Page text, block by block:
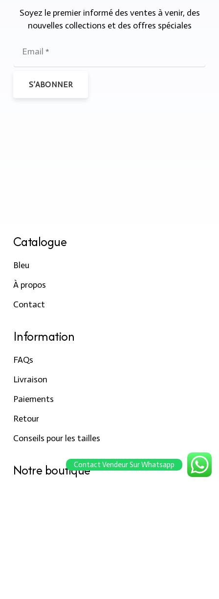
Soyez le premier informé des ventes à venir, des
nouvelles collections et des offres spéciales
S’ABONNER
Catalogue
Bleu
À propos
Contact
Information
FAQs
Livraison
Paiements
Retour
Conseils pour les tailles
Notre boutiqueContact Vendeur Sur Whatsapp